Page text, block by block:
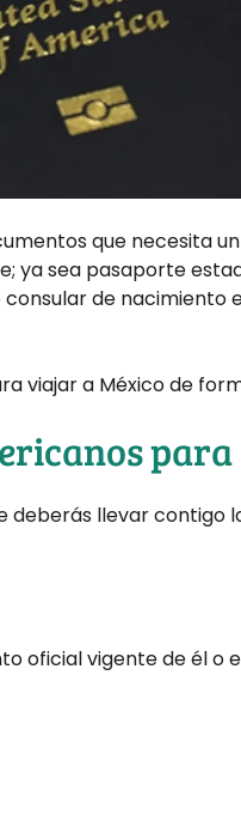
que necesita
ya sea pasaporte
de nacimiento
viajar a México de
deberás llevar contigo
oficial vigente de él o